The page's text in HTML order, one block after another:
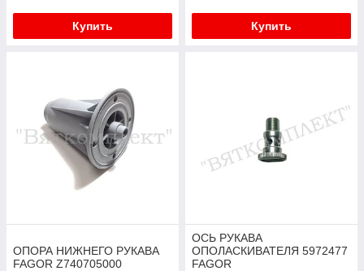
Купить Купить
ОПОРА НИЖНЕГО РУКАВА
FAGOR Z740705000
ОСЬ РУКАВА
ОПОЛАСКИВАТЕЛЯ 5972477
FAGOR